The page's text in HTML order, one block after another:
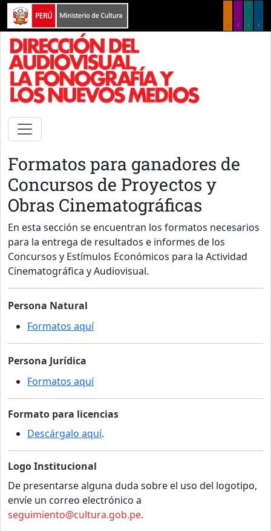
Pasar al contenido principal
Formatos para ganadores de
Concursos de Proyectos y
Obras Cinematográficas
En esta sección se encuentran los formatos necesarios
para la entrega de resultados e informes de los
Concursos y Estímulos Económicos para la Actividad
Cinematográfica y Audiovisual.
Persona Natural
Formatos aquí
Persona Jurídica
Formatos aquí
Formato para licencias
Descárgalo aquí.
Logo Institucional
De presentarse alguna duda sobre el uso del logotipo,
envíe un correo electrónico a
seguimiento@cultura.gob.pe.